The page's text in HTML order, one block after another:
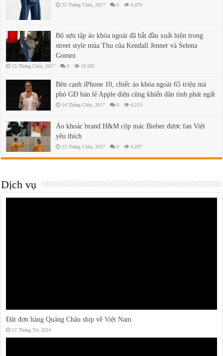
25 Tháng Chín, 2017 0 4,476
Bộ sưu tập áo khóa ngoài đã bắt đầu xuất hiện trong
street style mùa Thu của Kendall Jenner và Selena
Gomez
15 Tháng Chín, 2017 0 10,505
Bên cạnh iPhone 10, chiếc áo khóa ngoài 65 triệu mà
phó GĐ bán lẻ Apple diện cũng khiến dân tình phát ngất
14 Tháng Chín, 2017 0 4,213
Áo khoác brand H&M cộp mác Bieber được fan Việt
yêu thích
13 Tháng Chín, 2017 0 4,297
Dịch vụ
Đặt đơn hàng Quảng Châu ship về Việt Nam
17 Tháng Tư, 2024